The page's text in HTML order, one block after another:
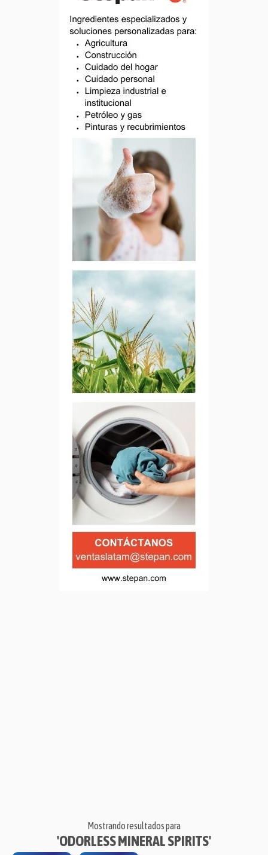
Mostrando resultados para
'ODORLESS MINERAL SPIRITS'